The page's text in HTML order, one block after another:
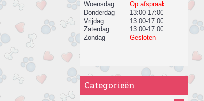
Woensdag
Op afspraak
Donderdag
13:00-17:00
Vrijdag
13:00-17:00
Zaterdag
13:00-17:00
Zondag
Gesloten
Categorieën